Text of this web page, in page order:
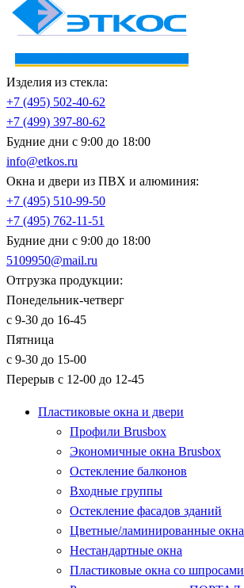
Изделия из стекла:
+7 (495) 502-40-62
+7 (499) 397-80-62
Будние дни с 9:00 до 18:00
info@etkos.ru
Окна и двери из ПВХ и алюминия:
+7 (495) 510-99-50
+7 (495) 762-11-51
Будние дни с 9:00 до 18:00
5109950@mail.ru
Отгрузка продукции:
Понедельник-четверг
с 9-30 до 16-45
Пятница
с 9-30 до 15-00
Перерыв с 12-00 до 12-45
Пластиковые окна и двери
Профили Brusbox
Экономичные окна Brusbox
Остекление балконов
Входные группы
Остекление фасадов зданий
Цветные/ламинированные окна
Нестандартные окна
Пластиковые окна со шпросами